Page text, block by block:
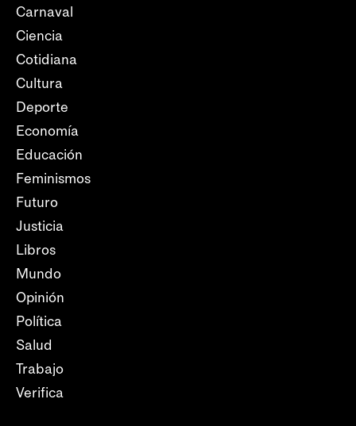
Carnaval
Ciencia
Cotidiana
Cultura
Deporte
Economía
Educación
Feminismos
Futuro
Justicia
Libros
Mundo
Opinión
Política
Salud
Trabajo
Verifica